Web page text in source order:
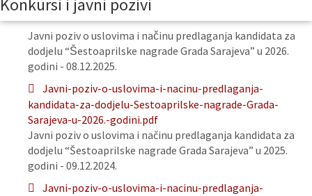
Konkursi i javni pozivi
Javni poziv o uslovima i načinu predlaganja kandidata za
dodjelu “Šestoaprilske nagrade Grada Sarajeva” u 2026.
godini - 08.12.2025.
Javni-poziv-o-uslovima-i-nacinu-predlaganja-
kandidata-za-dodjelu-Sestoaprilske-nagrade-Grada-
Sarajeva-u-2026.-godini.pdf
Javni poziv o uslovima i načinu predlaganja kandidata za
dodjelu “Šestoaprilske nagrade Grada Sarajeva” u 2025.
godini - 09.12.2024.
Javni-poziv-o-uslovima-i-nacinu-predlaganja-